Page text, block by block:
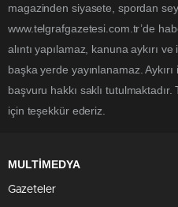
magazinden siyasete, spordan
www.telgrafgazetesi.com.tr’de
alıntı yapılamaz, kanuna aykırı
başka yerde yayınlanamaz.
başvuru hakkı saklı
için teşekkür ederiz.
MULTİMEDYA
Gazeteler